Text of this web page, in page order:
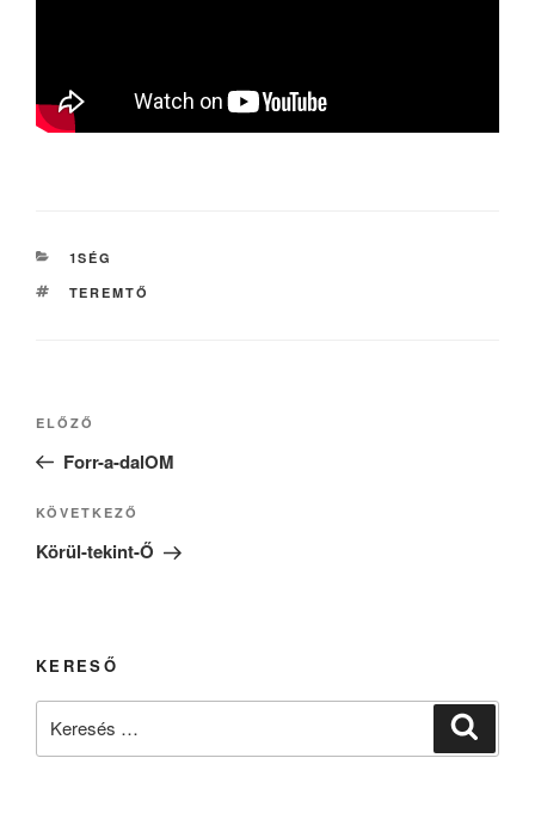
KATEGÓRIÁK
1SÉG
CÍMKÉK
TEREMTŐ
Bejegyzés
Korábbi
bejegyzés
ELŐZŐ
Forr-a-dalOM
Következő
bejegyzés
KÖVETKEZŐ
Körül-tekint-Ő
KERESŐ